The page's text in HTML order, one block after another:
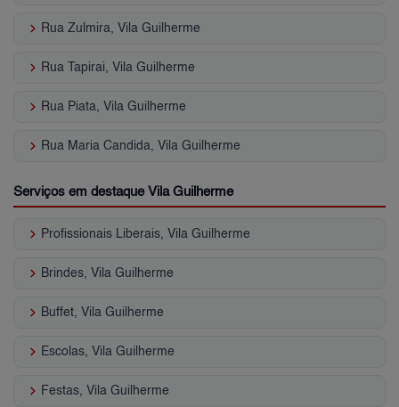
keyboard_arrow_right Rua Zulmira, Vila Guilherme
keyboard_arrow_right Rua Tapirai, Vila Guilherme
keyboard_arrow_right Rua Piata, Vila Guilherme
keyboard_arrow_right Rua Maria Candida, Vila Guilherme
Serviços em destaque Vila Guilherme
keyboard_arrow_right Profissionais Liberais, Vila Guilherme
keyboard_arrow_right Brindes, Vila Guilherme
keyboard_arrow_right Buffet, Vila Guilherme
keyboard_arrow_right Escolas, Vila Guilherme
keyboard_arrow_right Festas, Vila Guilherme